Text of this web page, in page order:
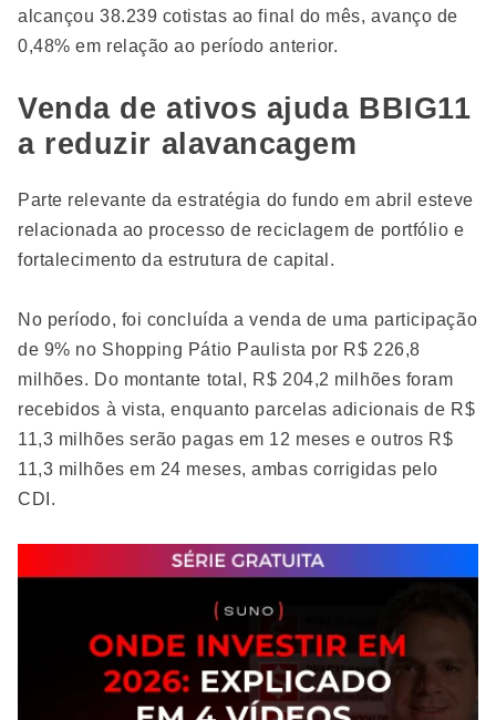
alcançou 38.239 cotistas ao final do mês, avanço de
0,48% em relação ao período anterior.
Venda de ativos ajuda BBIG11
a reduzir alavancagem
Parte relevante da estratégia do fundo em abril esteve
relacionada ao processo de reciclagem de portfólio e
fortalecimento da estrutura de capital.
No período, foi concluída a venda de uma participação
de 9% no Shopping Pátio Paulista por R$ 226,8
milhões. Do montante total, R$ 204,2 milhões foram
recebidos à vista, enquanto parcelas adicionais de R$
11,3 milhões serão pagas em 12 meses e outros R$
11,3 milhões em 24 meses, ambas corrigidas pelo
CDI.